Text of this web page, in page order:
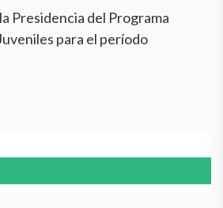
Presidencia del Programa
para el período